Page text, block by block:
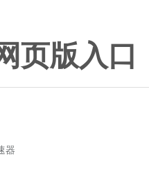
页版入口
器